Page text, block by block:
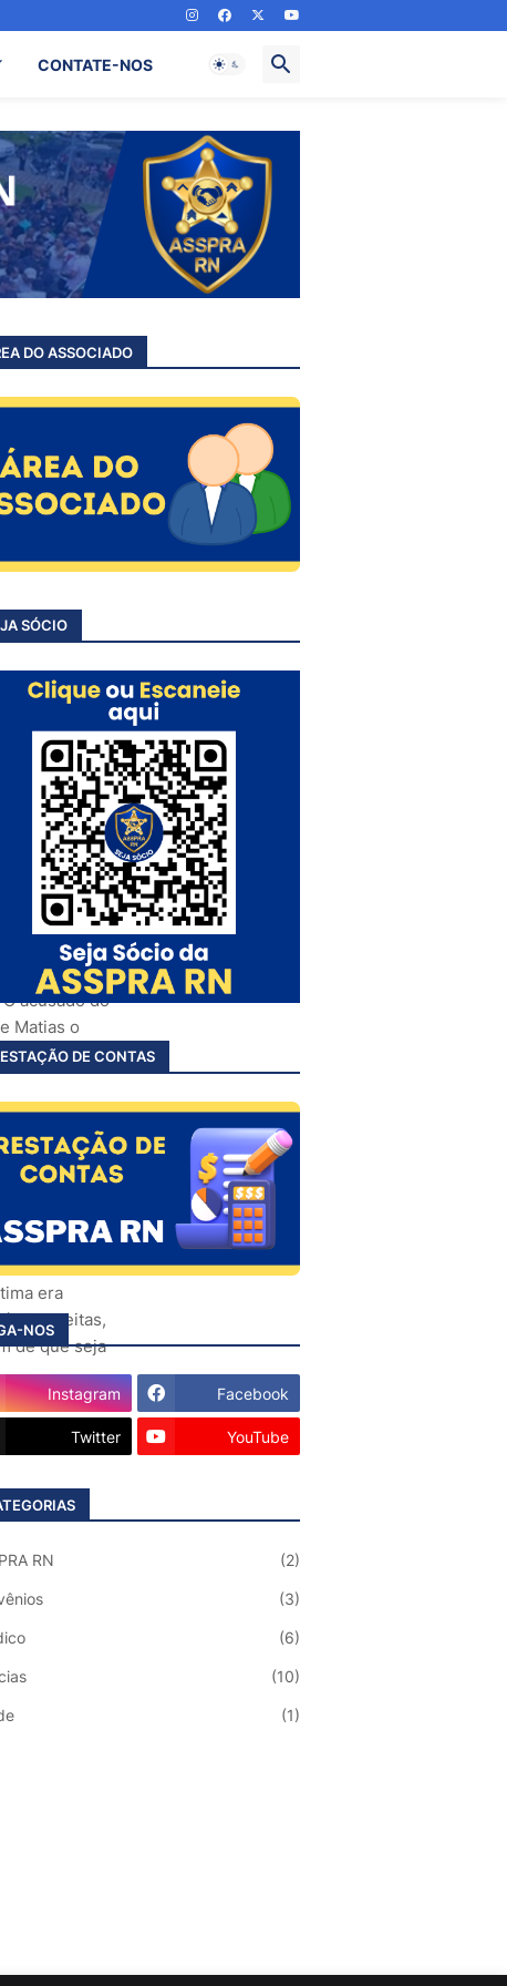
CONTATE-NOS
de
Pioneiros,
preta,
como
de sábado,
Cosme
por
acusado do
Matias o
ovos de
o pedreiro
503,
roupas
pelo
morto por
e o alvo
era
Freitas,
de que seja
DO ASSOCIADO
SÓCIO
DE CONTAS
NOS
Instagram Facebook
Twitter YouTube
RN (2)
(3)
(6)
(10)
(1)